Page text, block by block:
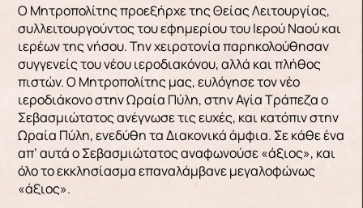
Ο Μητροπολίτης προεξήρχε της Θείας Λειτουργίας,
συλλειτουργούντος του εφημερίου του Ιερού Ναού και
ιερέων της νήσου. Την χειροτονία παρηκολούθησαν
συγγενείς του νέου ιεροδιακόνου, αλλά και πλήθος
πιστών. Ο Μητροπολίτης μας, ευλόγησε τον νέο
ιεροδιάκονο στην Ωραία Πύλη, στην Αγία Τράπεζα ο
Σεβασμιώτατος ανέγνωσε τις ευχές, και κατόπιν στην
Ωραία Πύλη, ενεδύθη τα Διακονικά άμφια. Σε κάθε ένα
απ’ αυτά ο Σεβασμιώτατος αναφωνούσε «άξιος», και
όλο το εκκλησίασμα επαναλάμβανε μεγαλοφώνως
«άξιος».